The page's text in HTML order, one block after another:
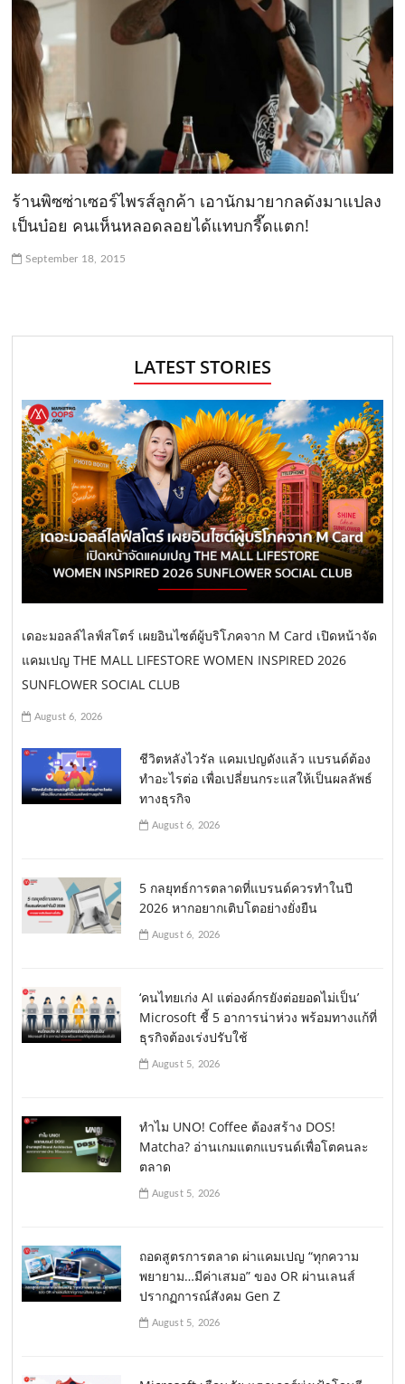
ร้านพิซซ่าเซอร์ไพรส์ลูกค้า เอานักมายากลดังมาแปลง
เป็นบ๋อย คนเห็นหลอดลอยได้แทบกรี๊ดแตก!
September 18, 2015
LATEST STORIES
เดอะมอลล์ไลฟ์สโตร์ เผยอินไซต์ผู้บริโภคจาก M Card เปิดหน้าจัด
แคมเปญ THE MALL LIFESTORE WOMEN INSPIRED 2026
SUNFLOWER SOCIAL CLUB
August 6, 2026
ชีวิตหลังไวรัล แคมเปญดังแล้ว แบรนด์ต้อง
ทำอะไรต่อ เพื่อเปลี่ยนกระแสให้เป็นผลลัพธ์
ทางธุรกิจ
August 6, 2026
5 กลยุทธ์การตลาดที่แบรนด์ควรทำในปี
2026 หากอยากเติบโตอย่างยั่งยืน
August 6, 2026
‘คนไทยเก่ง AI แต่องค์กรยังต่อยอดไม่เป็น’
Microsoft ชี้ 5 อาการน่าห่วง พร้อมทางแก้ที่
ธุรกิจต้องเร่งปรับใช้
August 5, 2026
ทำไม UNO! Coffee ต้องสร้าง DOS!
Matcha? อ่านเกมแตกแบรนด์เพื่อโตคนละ
ตลาด
August 5, 2026
ถอดสูตรการตลาด ผ่าแคมเปญ “ทุกความ
พยายาม…มีค่าเสมอ” ของ OR ผ่านเลนส์
ปรากฏการณ์สังคม Gen Z
August 5, 2026